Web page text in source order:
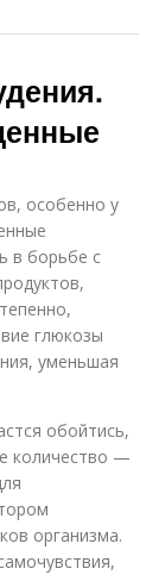
особенно у
в борьбе с
глюкозы
уменьшая
обойтись,
количество —
организма.